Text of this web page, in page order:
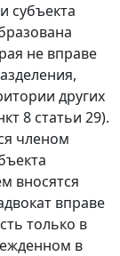
субъекта
не вправе
других
8 статьи 29).
членом
вносятся
вправе
только в
в